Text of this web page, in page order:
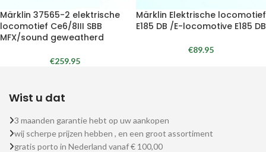
Märklin 37565-2 elektrische
locomotief Ce6/8III SBB
MFX/sound geweatherd
€259.95
Märklin Elektrische locomotief
E185 DB /E-locomotive E185 DB
€89.95
Wist u dat
3 maanden garantie hebt op uw aankopen
wij scherpe prijzen hebben , en een groot assortiment
gratis porto in Nederland vanaf € 100,00